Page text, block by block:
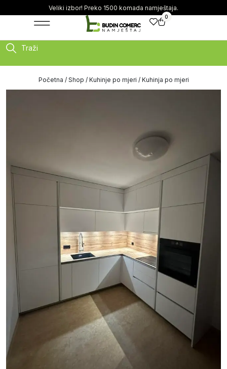
Veliki izbor! Preko 1500 komada namještaja.
0
Traži
Početna / Shop / Kuhinje po mjeri / Kuhinja po mjeri